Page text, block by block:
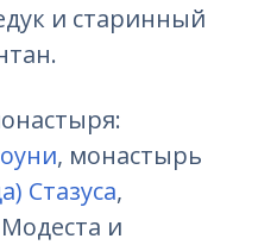
и старинный
, монастырь
Стазуса,
и